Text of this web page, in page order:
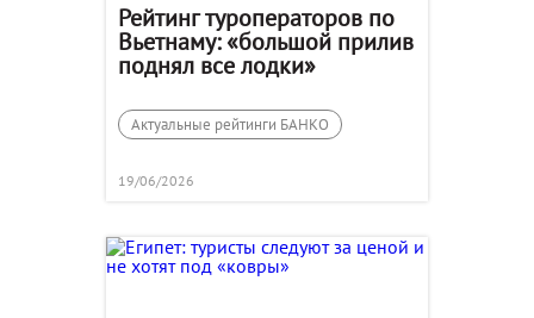
Рейтинг туроператоров по
Вьетнаму: «большой прилив
поднял все лодки»
Актуальные рейтинги БАНКО
19/06/2026